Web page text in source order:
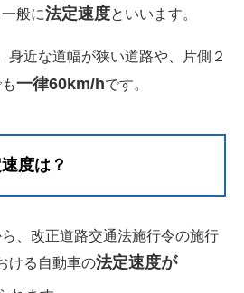
般に法定速度といいます。
身近な道幅が狭い道路や、片側２
一律60km/hです。
度は？​
、改正道路交通法施行令の施行
ける自動車の法定速度が